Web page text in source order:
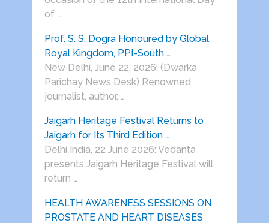
of …
Prof. S. S. Dogra Honoured by Global
Royal Kingdom, PPI-South …
New Delhi, June 22, 2026: (Dwarka
Parichay News Desk) Renowned
journalist, author, …
Jaigarh Heritage Festival Returns to
Jaigarh for Its Third Edition …
Delhi India, 22 June 2026: Vedanta
presents Jaigarh Heritage Festival will
return …
HEALTH AWARENESS SESSIONS ON
PROSTATE AND HEART DISEASES